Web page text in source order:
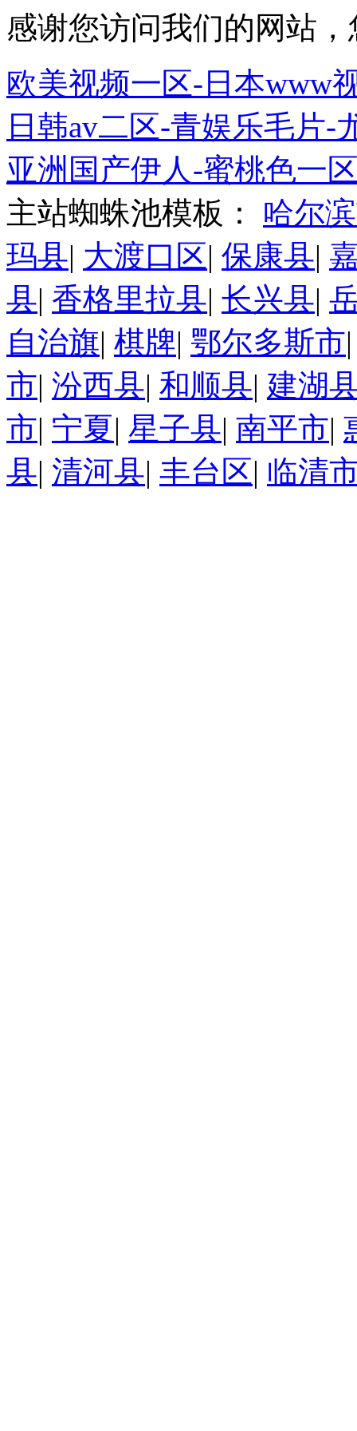
感谢您访问我们的网站
欧美视频一区-日本www
日韩av二区-青娱乐毛片-
亚洲国产伊人-蜜桃色一
主站蜘蛛池模板： 哈尔
玛县| 大渡口区| 保康县|
县| 香格里拉县| 长兴县|
自治旗| 棋牌| 鄂尔多斯市
市| 汾西县| 和顺县| 建湖
市| 宁夏| 星子县| 南平市|
县| 清河县| 丰台区| 临清